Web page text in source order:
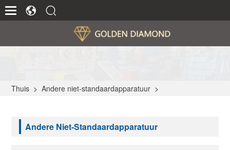
Thuis > Andere niet-standaardapparatuur >
Andere Niet-Standaardapparatuur